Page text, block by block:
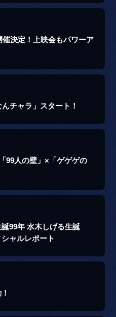
催決定！上映会もパワーア
チャラ」スタート！
99人の壁」×「ゲゲゲの
99年 水木しげる生誕
ャルレポート